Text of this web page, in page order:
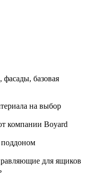
фасады, базовая
на выбор
компании Boyard
для ящиков